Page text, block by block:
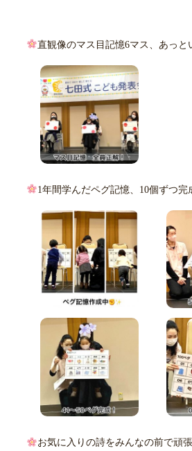
直観像のマス目記憶6マス、あっと
1年間学んだペグ記憶、10個ずつ完
お気に入りの詩をみんなの前で頑